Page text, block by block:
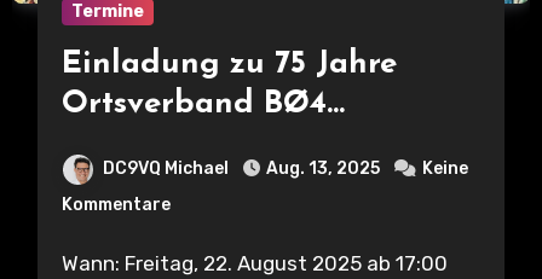
Termine
Einladung zu 75 Jahre
Ortsverband BØ4
DC9VQ Michael Aug. 13, 2025
Keine
Kommentare
Wann: Freitag, 22. August 2025 ab 17:00